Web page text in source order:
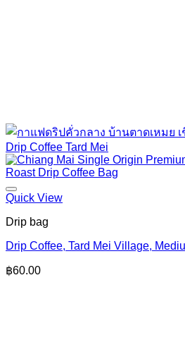
Quick View
Drip bag
Drip Coffee, Tard Mei Village,
฿60.00